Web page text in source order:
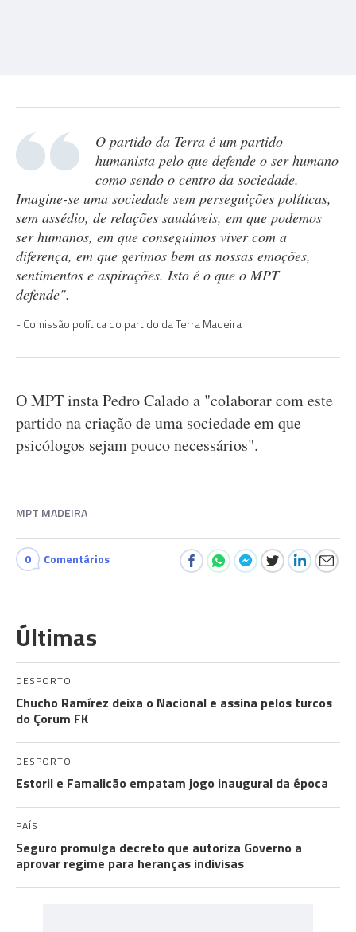
O partido da Terra é um partido
humanista pelo que defende o ser humano
como sendo o centro da sociedade.
Imagine-se uma sociedade sem perseguições políticas,
sem assédio, de relações saudáveis, em que podemos
ser humanos, em que conseguimos viver com a
diferença, em que gerimos bem as nossas emoções,
sentimentos e aspirações. Isto é o que o MPT
defende".
Comissão política do partido da Terra Madeira
O MPT insta Pedro Calado a "colaborar com este
partido na criação de uma sociedade em que
psicólogos sejam pouco necessários".
MPT MADEIRA
0 Comentários
Últimas
DESPORTO
Chucho Ramírez deixa o Nacional e assina pelos turcos
do Çorum FK
DESPORTO
Estoril e Famalicão empatam jogo inaugural da época
PAÍS
Seguro promulga decreto que autoriza Governo a
aprovar regime para heranças indivisas